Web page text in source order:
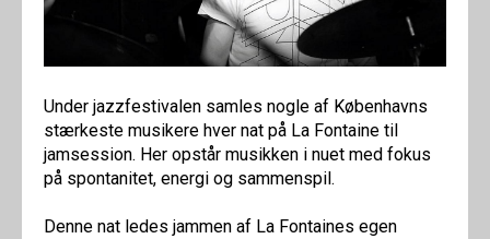
Under jazzfestivalen samles nogle af Københavns
stærkeste musikere hver nat på La Fontaine til
jamsession. Her opstår musikken i nuet med fokus
på spontanitet, energi og sammenspil.
Denne nat ledes jammen af La Fontaines egen